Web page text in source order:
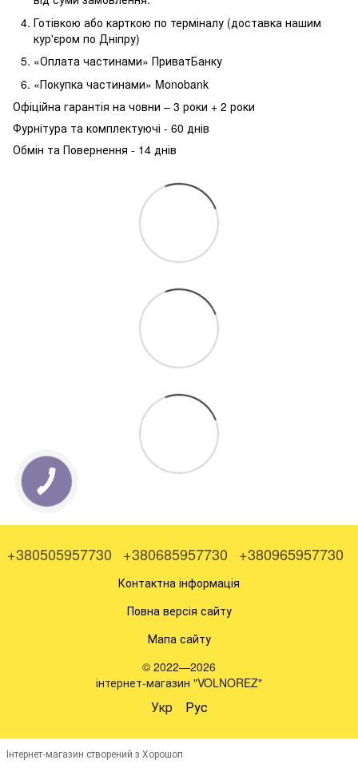
Готівкою або карткою по терміналу (доставка нашим
кур'єром по Дніпру)
«Оплата частинами» ПриватБанку
«Покупка частинами» Monobank
Офіційна гарантія на човни – 3 роки + 2 роки
Фурнітура та комплектуючі - 60 днів
Обмін та Повернення - 14 днів
+380505957730 +380685957730 +380965957730
Контактна інформація
Повна версія сайту
Мапа сайту
© 2022—2026
інтернет-магазин "VOLNOREZ"
Укр Рус
Інтернет-магазин створений з Хорошоп